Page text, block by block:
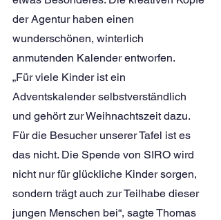
der Agentur haben einen
wunderschönen, winterlich
anmutenden Kalender entworfen.
„Für viele Kinder ist ein
Adventskalender selbstverständlich
und gehört zur Weihnachtszeit dazu.
Für die Besucher unserer Tafel ist es
das nicht. Die Spende von SIRO wird
nicht nur für glückliche Kinder sorgen,
sondern trägt auch zur Teilhabe dieser
jungen Menschen bei“, sagte Thomas